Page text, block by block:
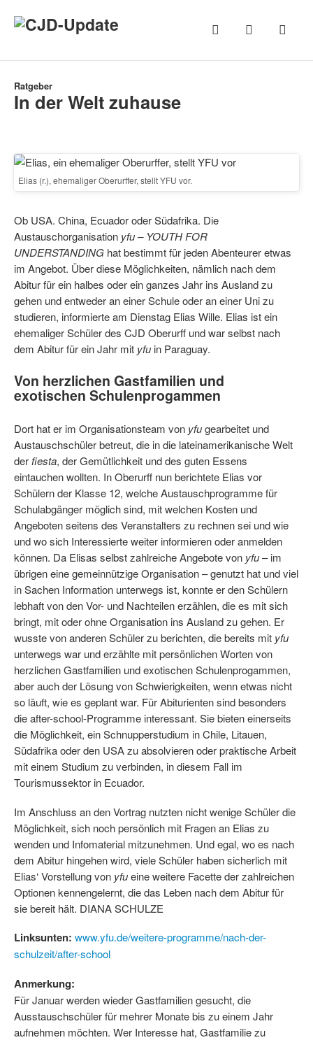
Ratgeber
In der Welt zuhause
Elias (r.), ehemaliger Oberurffer, stellt YFU vor.
Ob USA. China, Ecuador oder Südafrika. Die
Austauschorganisation yfu – YOUTH FOR
UNDERSTANDING hat bestimmt für jeden Abenteurer etwas
im Angebot. Über diese Möglichkeiten, nämlich nach dem
Abitur für ein halbes oder ein ganzes Jahr ins Ausland zu
gehen und entweder an einer Schule oder an einer Uni zu
studieren, informierte am Dienstag Elias Wille. Elias ist ein
ehemaliger Schüler des CJD Oberurff und war selbst nach
dem Abitur für ein Jahr mit yfu in Paraguay.
Von herzlichen Gastfamilien und
exotischen Schulenprogammen
Dort hat er im Organisationsteam von yfugearbeitet und
Austauschschüler betreut, die in die lateinamerikanische Welt
der fiesta, der Gemütlichkeit und des guten Essens
eintauchen wollten. In Oberurff nun berichtete Elias vor
Schülern der Klasse 12, welche Austauschprogramme für
Schulabgänger möglich sind, mit welchen Kosten und
Angeboten seitens des Veranstalters zu rechnen sei und wie
und wo sich Interessierte weiter informieren oder anmelden
können. Da Elisas selbst zahlreiche Angebote von yfu– im
übrigen eine gemeinnützige Organisation – genutzt hat und viel
in Sachen Information unterwegs ist, konnte er den Schülern
lebhaft von den Vor- und Nachteilen erzählen, die es mit sich
bringt, mit oder ohne Organisation ins Ausland zu gehen. Er
wusste von anderen Schüler zu berichten, die bereits mit yfu
unterwegs war und erzählte mit persönlichen Worten von
herzlichen Gastfamilien und exotischen Schulenprogammen,
aber auch der Lösung von Schwierigkeiten, wenn etwas nicht
so läuft, wie es geplant war. Für Abiturienten sind besonders
die after-school-Programme interessant. Sie bieten einerseits
die Möglichkeit, ein Schnupperstudium in Chile, Litauen,
Südafrika oder den USA zu absolvieren oder praktische Arbeit
mit einem Studium zu verbinden, in diesem Fall im
Tourismussektor in Ecuador.
Im Anschluss an den Vortrag nutzten nicht wenige Schüler die
Möglichkeit, sich noch persönlich mit Fragen an Elias zu
wenden und Infomaterial mitzunehmen. Und egal, wo es nach
dem Abitur hingehen wird, viele Schüler haben sicherlich mit
Elias‘ Vorstellung von yfueine weitere Facette der zahlreichen
Optionen kennengelernt, die das Leben nach dem Abitur für
sie bereit hält. DIANA SCHULZE
Linksunten: www.yfu.de/weitere-programme/nach-der-
schulzeit/after-school
Anmerkung:
Für Januar werden wieder Gastfamilien gesucht, die
Ausstauschschüler für mehrer Monate bis zu einem Jahr
aufnehmen möchten. Wer Interesse hat, Gastfamilie zu